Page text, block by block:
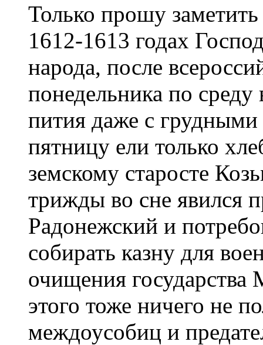
Только прошу
1612-1613 годах
народа, после
понедельника по
пития даже с
пятницу ели только
земскому старосте
трижды во сне явился
Радонежский и
собирать казну для
очищения государства
этого тоже ничего не
междоусобиц и